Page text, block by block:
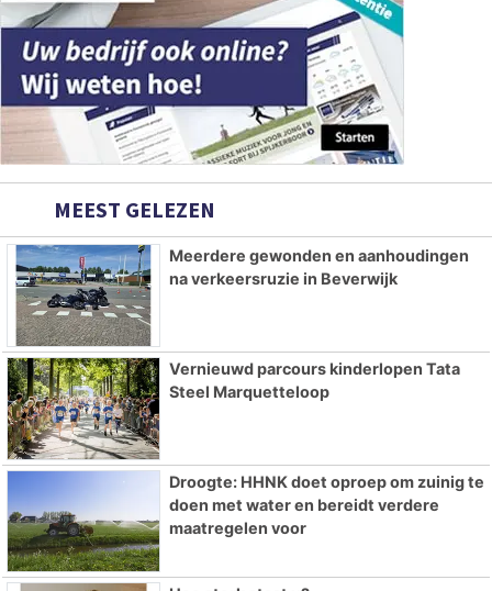
MEEST GELEZEN
Meerdere gewonden en aanhoudingen
na verkeersruzie in Beverwijk
Vernieuwd parcours kinderlopen Tata
Steel Marquetteloop
Droogte: HHNK doet oproep om zuinig te
doen met water en bereidt verdere
maatregelen voor